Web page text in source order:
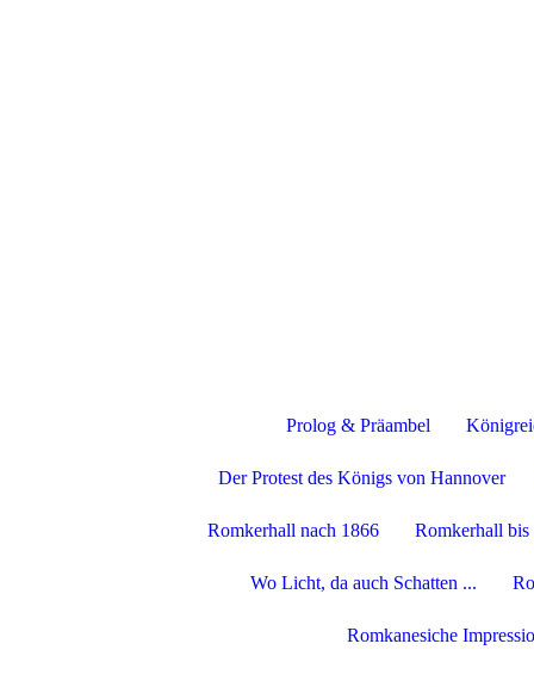
Prolog & Präambel
Der Protest des Königs von Hannover
Romkerhall nach 1866 Romkerhall bis
Wo Licht, da auch Schatten ...
Romkanesiche